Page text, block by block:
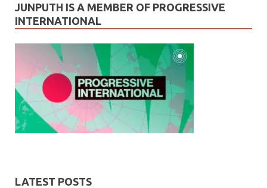
JUNPUTH IS A MEMBER OF PROGRESSIVE
INTERNATIONAL
LATEST POSTS